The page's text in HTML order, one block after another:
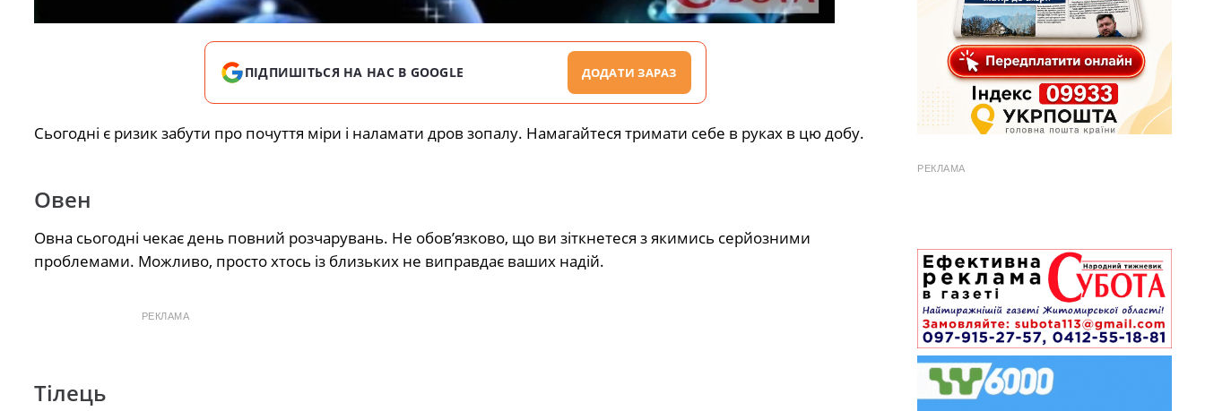
ПІДПИШІТЬСЯ НА НАС В GOOGLE ДОДАТИ ЗАРАЗ
Сьогодні є ризик забути про почуття міри і наламати дров зопалу. Намагайтеся тримати себе в руках в цю добу.
Овен
Овна сьогодні чекає день повний розчарувань. Не обов’язково, що ви зіткнетеся з якимись серйозними
проблемами. Можливо, просто хтось із близьких не виправдає ваших надій.
РЕКЛАМА
Тілець
РЕКЛАМА